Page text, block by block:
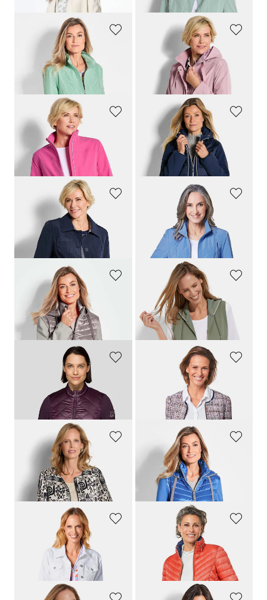
Veste mi-saison mode
179,00 CHF259,00 CHF
+ 1
GOLDNER
Veste à capuche amovible
179,00 CHF299,00 CHF
Blouson zippé
159,00 CHF259,00 CHF
GOLDNER
179,00 CHF309,00 CHF
+ 1
Veste trench, aspect froissé
179,00 CHF
309,00 CHF
Veste mi-saison mode
179,00 CHF259,00 CHF
+ 1
GOLDNER
Veste. Pure laine
179,00 CHF309,00 CHF
+ 2
BARBARA LEBEK
79,50 CHF159,00 CHF
79,60 CHF199,00 CHF
169,00 CHF259,00 CHF
Blouson noble en satin de viscose
139,00 CHF239,00 CHF
GOLDNER
Veste. Pure laine
179,00 CHF309,00 CHF
+ 2
259,00 CHF
Veste matelassée
99,00 CHF 219,00 CHF